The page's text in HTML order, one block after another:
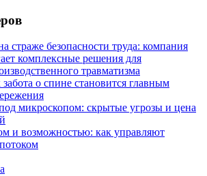
страже безопасности труда: компания
комплексные решения для
травматизма
о спине становится главным
микроскопом: скрытые угрозы и цена
и возможностью: как управляют